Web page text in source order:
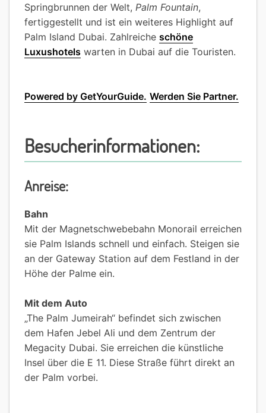
Springbrunnen der Welt, Palm Fountain,
fertiggestellt und ist ein weiteres Highlight auf
Palm Island Dubai. Zahlreiche schöne
Luxushotels warten in Dubai auf die Touristen.
Powered by GetYourGuide. Werden Sie Partner.
Besucherinformationen:
Anreise:
Bahn
Mit der Magnetschwebebahn Monorail erreichen
sie Palm Islands schnell und einfach. Steigen sie
an der Gateway Station auf dem Festland in der
Höhe der Palme ein.
Mit dem Auto
„The Palm Jumeirah“ befindet sich zwischen
dem Hafen Jebel Ali und dem Zentrum der
Megacity Dubai. Sie erreichen die künstliche
Insel über die E 11. Diese Straße führt direkt an
der Palm vorbei.